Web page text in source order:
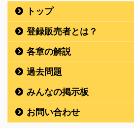
トップ
登録販売者とは？
各章の解説
過去問題
みんなの掲示板
お問い合わせ